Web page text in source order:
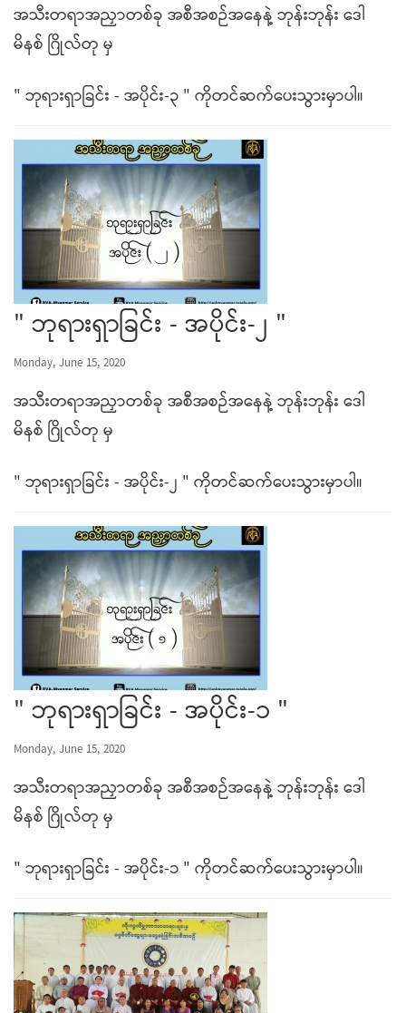
အသီးတရာအညှာတစ်ခု အစီအစဉ်အနေနဲ့ ဘုန်းဘုန်း ဒေါ
မိနစ် ဂြိုလ်တု မှ
" ဘုရားရှာခြင်း - အပိုင်း-၃ " ကိုတင်ဆက်ပေးသွားမှာပါ။
" ဘုရားရှာခြင်း - အပိုင်း-၂ "
Monday, June 15, 2020
အသီးတရာအညှာတစ်ခု အစီအစဉ်အနေနဲ့ ဘုန်းဘုန်း ဒေါ
မိနစ် ဂြိုလ်တု မှ
" ဘုရားရှာခြင်း - အပိုင်း-၂ " ကိုတင်ဆက်ပေးသွားမှာပါ။
" ဘုရားရှာခြင်း - အပိုင်း-၁ "
Monday, June 15, 2020
အသီးတရာအညှာတစ်ခု အစီအစဉ်အနေနဲ့ ဘုန်းဘုန်း ဒေါ
မိနစ် ဂြိုလ်တု မှ
" ဘုရားရှာခြင်း - အပိုင်း-၁ " ကိုတင်ဆက်ပေးသွားမှာပါ။